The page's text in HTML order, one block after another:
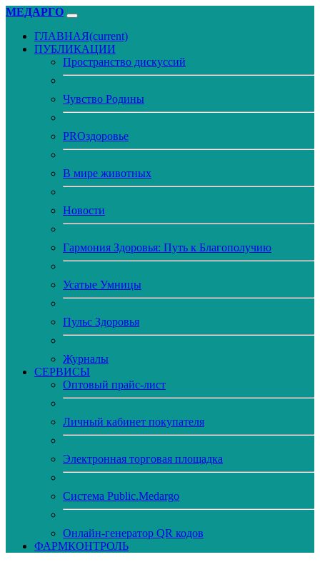
МЕДАРГО
ГЛАВНАЯ(current)
ПУБЛИКАЦИИ
Пространство дискуссий
Чувство Родины
PROздоровье
В мире животных
Новости
Гармония Здоровья: Путь к Благополучию
Усатые Умницы
Пульс Здоровья
Журналы
CЕРВИСЫ
Оптовый прайс-лист
Личный кабинет покупателя
Электронная торговая площадка
Система Public.Medargo
Онлайн-генератор QR кодов
ФАРМКОНТРОЛЬ